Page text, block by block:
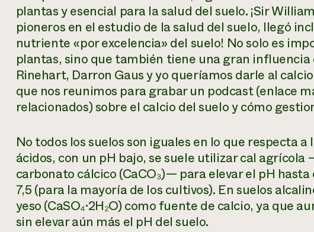
plantas y esencial para la salud del suelo. ¡Sir
pioneros en el estudio de la salud del suelo, llegó
nutriente «por excelencia» del suelo! No solo es
plantas, sino que también tiene una gran influencia
Rinehart, Darron Gaus y yo queríamos darle al
que nos reunimos para grabar un podcast (enlace
relacionados) sobre el calcio del suelo y cómo
No todos los suelos son iguales en lo que respecta
ácidos, con un pH bajo, se suele utilizar cal
carbonato cálcico (CaCO₃)— para elevar el pH
7,5 (para la mayoría de los cultivos). En suelos
yeso (CaSO₄·2H₂O) como fuente de calcio, ya que
sin elevar aún más el pH del suelo.